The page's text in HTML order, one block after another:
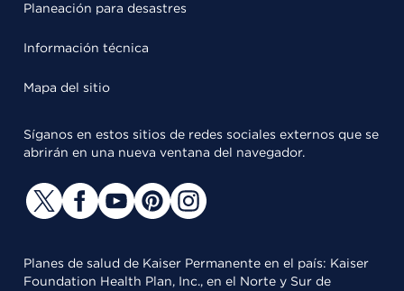
Planeación para desastres
Información técnica
Mapa del sitio
Síganos en estos sitios de redes sociales externos que se
abrirán en una nueva ventana del navegador.
Planes de salud de Kaiser Permanente en el país: Kaiser
Foundation Health Plan, Inc., en el Norte y Sur de